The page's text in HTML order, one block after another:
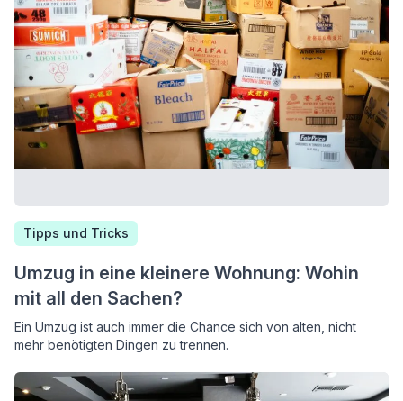
Tipps und Tricks
Umzug in eine kleinere Wohnung: Wohin
mit all den Sachen?
Ein Umzug ist auch immer die Chance sich von alten, nicht
mehr benötigten Dingen zu trennen.